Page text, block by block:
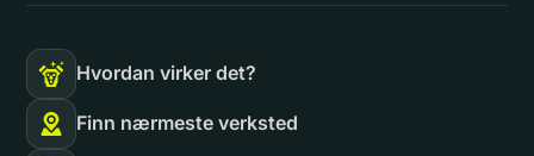
Hvordan virker det?
Finn nærmeste verksted